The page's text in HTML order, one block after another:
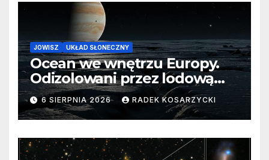
JOWISZ UKŁAD SŁONECZNY
Ocean we wnętrzu Europy.
Odizolowani przez lodową
barierę
6 SIERPNIA 2026 RADEK KOSARZYCKI